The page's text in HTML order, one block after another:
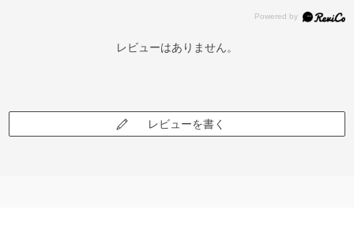
レビューはありません。
レビューを書く